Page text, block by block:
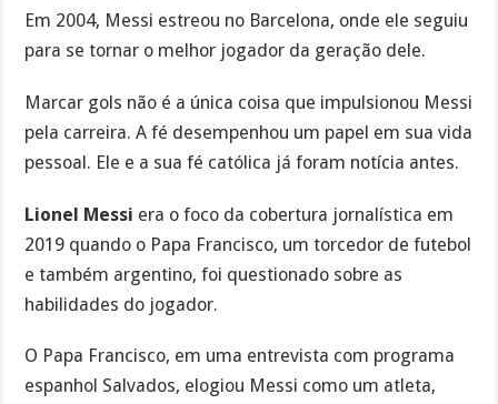
Em 2004, Messi estreou no Barcelona, onde ele seguiu
para se tornar o melhor jogador da geração dele.
Marcar gols não é a única coisa que impulsionou Messi
pela carreira. A fé desempenhou um papel em sua vida
pessoal. Ele e a sua fé católica já foram notícia antes.
Lionel Messi era o foco da cobertura jornalística em
2019 quando o Papa Francisco, um torcedor de futebol
e também argentino, foi questionado sobre as
habilidades do jogador.
O Papa Francisco, em uma entrevista com programa
espanhol Salvados, elogiou Messi como um atleta,